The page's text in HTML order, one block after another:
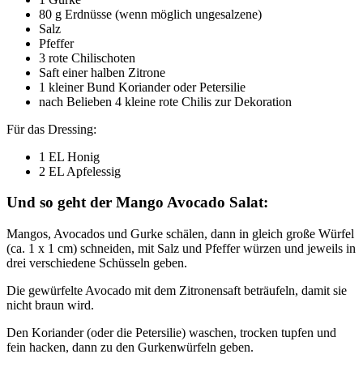
80 g Erdnüsse (wenn möglich ungesalzene)
Salz
Pfeffer
3 rote Chilischoten
Saft einer halben Zitrone
1 kleiner Bund Koriander oder Petersilie
nach Belieben 4 kleine rote Chilis zur Dekoration
Für das Dressing:
1 EL Honig
2 EL Apfelessig
Und so geht der Mango Avocado Salat:
Mangos, Avocados und Gurke schälen, dann in gleich große Würfel
(ca. 1 x 1 cm) schneiden, mit Salz und Pfeffer würzen und jeweils in
drei verschiedene Schüsseln geben.
Die gewürfelte Avocado mit dem Zitronensaft beträufeln, damit sie
nicht braun wird.
Den Koriander (oder die Petersilie) waschen, trocken tupfen und
fein hacken, dann zu den Gurkenwürfeln geben.